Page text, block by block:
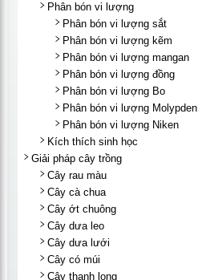
Phân bón vi lượng
Phân bón vi lượng sắt
Phân bón vi lượng kẽm
Phân bón vi lượng mangan
Phân bón vi lượng đồng
Phân bón vi lượng Bo
Phân bón vi lượng Molypden
Phân bón vi lượng Niken
Kích thích sinh học
Giải pháp cây trồng
Cây rau màu
Cây cà chua
Cây ớt chuông
Cây dưa leo
Cây dưa lưới
Cây có múi
Cây thanh long